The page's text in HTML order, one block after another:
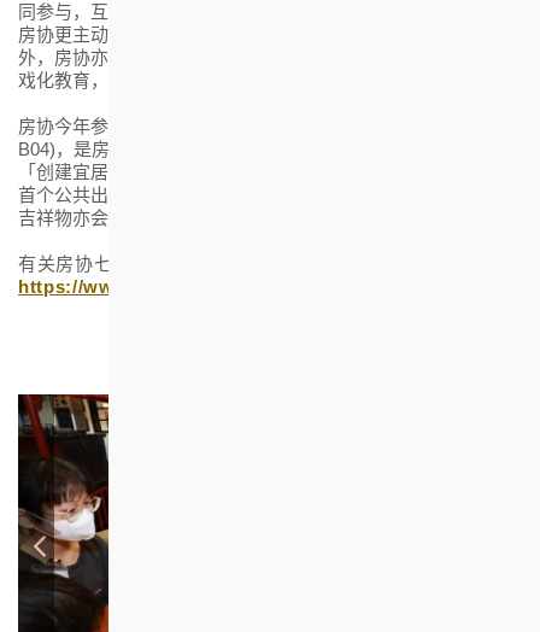
同参与，互相分享昔日房屋故事和生活点滴，促进跨代共融。
房协更主动邀请位于房协屋邨内的中小学师生到场试玩。另
外，房协亦会于新学年走入各区校园，透过『宅星斗士』的游
戏化教育，与中小学生直接互动。」
房协今年参加香港书展的摊位设于「儿童天地」(摊位3G-
B04)，是房协成立七十五周年的
「创建宜居．永续共融」的主题。摊位设计以房协兴建的全港
首个公共出租屋邨上李屋作为蓝本，别具特色。「宅星斗士」
吉祥物亦会定时在场与公众互动拍照。
有关房协七十五周年志庆活动详情，请浏览以下连结：
https://www.hkhs.com/sc/about-us/75th-anniversary